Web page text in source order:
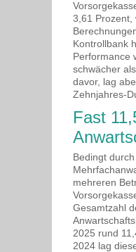
3,61 Prozent,
Kontrollbank
Performance
schwächer
davor, lag
Zehnjahres-
Fast
Bedingt durch
mehreren
Gesamtzahl
2025 rund
2024 lag